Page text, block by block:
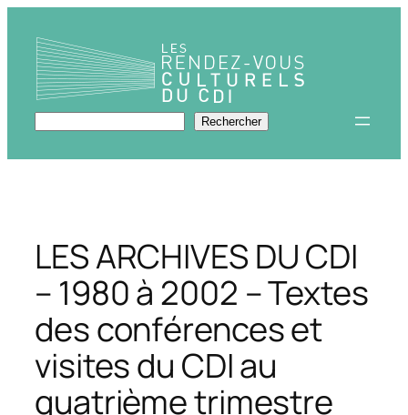
contenu
Rechercher Rechercher
LES ARCHIVES DU CDI
– 1980 à 2002 – Textes
des conférences et
visites du CDI au
quatrième trimestre